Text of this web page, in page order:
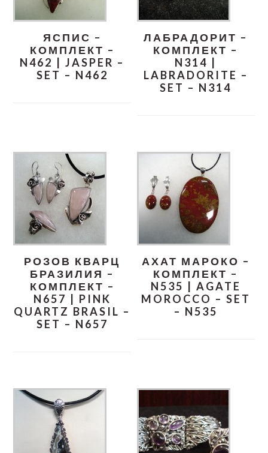
ЯСПИС –
КОМПЛЕКТ –
N462 | JASPER –
SET – N462
ЛАБРАДОРИТ –
КОМПЛЕКТ –
N314 |
LABRADORITE –
SET – N314
РОЗОВ КВАРЦ
БРАЗИЛИЯ –
КОМПЛЕКТ –
N657 | PINK
QUARTZ BRASIL –
SET – N657
АХАТ МАРОКО –
КОМПЛЕКТ –
N535 | AGATE
MOROCCO – SET
– N535